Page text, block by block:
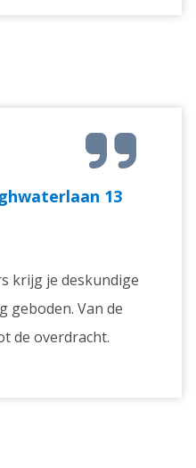
13
krijg je deskundige
geboden. Van de
de overdracht.